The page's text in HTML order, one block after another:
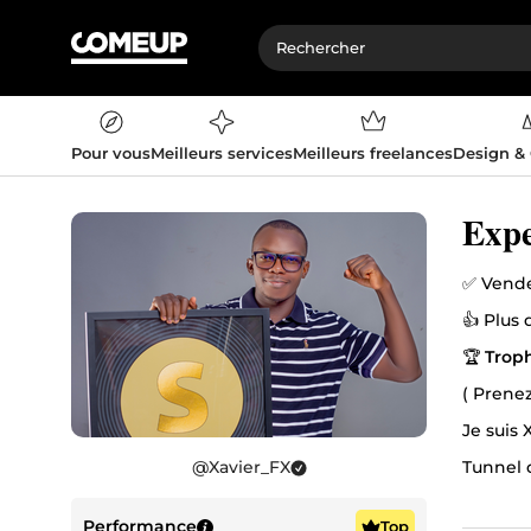
Pour vousMeilleurs servicesMeilleurs freelancesDesign &
@Xavier_FX
Performance Top
👍 Plus
🏆
(
Je suis
Tunnel